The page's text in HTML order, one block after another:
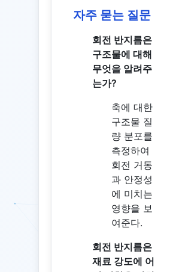
자주 묻는 질문
회전 반지름은
구조물에 대해
무엇을 알려주
는가?
축에 대한
구조물 질
량 분포를
측정하여
회전 거동
과 안정성
에 미치는
영향을 보
여준다.
회전 반지름은
재료 강도에 어